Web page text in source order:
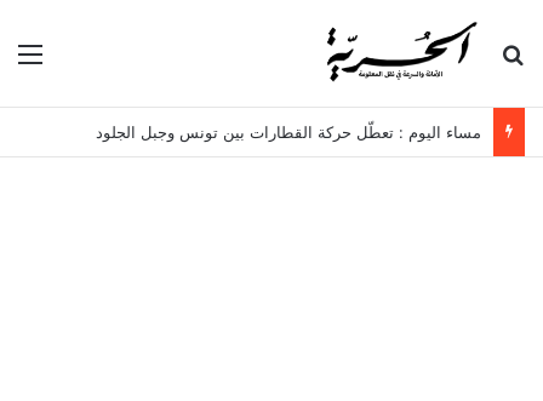
بحث عن
مساء اليوم : تعطّل حركة القطارات بين تونس وجبل الجلود